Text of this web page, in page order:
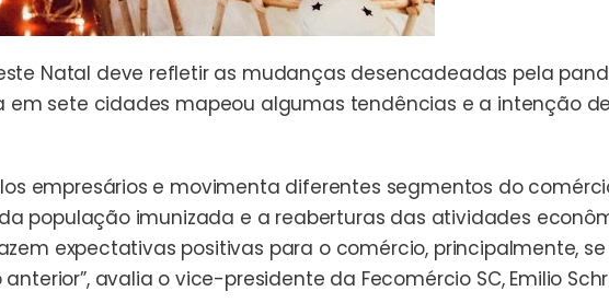
Natal deve refletir as mudanças desencadeadas pela
em sete cidades mapeou algumas tendências e a intenção de
empresários e movimenta diferentes segmentos do
população imunizada e a reaberturas das atividades
expectativas positivas para o comércio, principalmente, se
avalia o vice-presidente da Fecomércio SC, Emilio